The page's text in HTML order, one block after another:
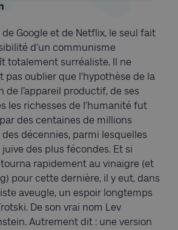
de Google et de Netflix, le seul fait
d’un communisme
totalement surréaliste. Il ne
oublier que l’hypothèse de la
de l’appareil productif, de ses
les richesses de l’humanité fut
des centaines de millions
des décennies, parmi lesquelles
des plus fécondes. Et si
tourna rapidement au vinaigre (et
pour cette dernière, il y eut, dans
aveugle, un espoir longtemps
De son vrai nom Lev
Autrement dit : une version